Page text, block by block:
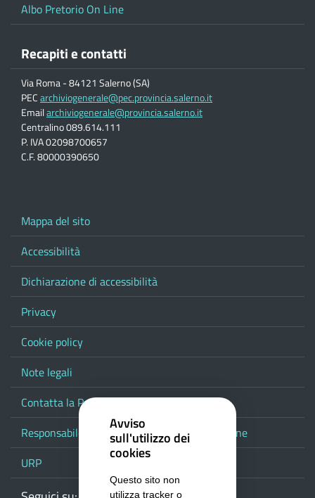
Albo Pretorio On Line
Recapiti e contatti
Via Roma - 84121 Salerno (SA)
PECarchiviogenerale@pec.provincia.salerno.it
Emailarchiviogenerale@provincia.salerno.it
Centralino 089.614.111
P. IVA 02098700657
C.F. 80000390650
Mappa del sito
Accessibilità
Dichiarazione di accessibilità
Privacy
Cookie policy
Note legali
Contatta la Provincia
Responsabile del procedimento di pubblicazione
URP
Avviso
sull'utilizzo dei
cookies
Questo sito non
utilizza tracker o